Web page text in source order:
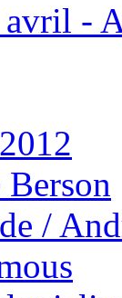
avril -
/